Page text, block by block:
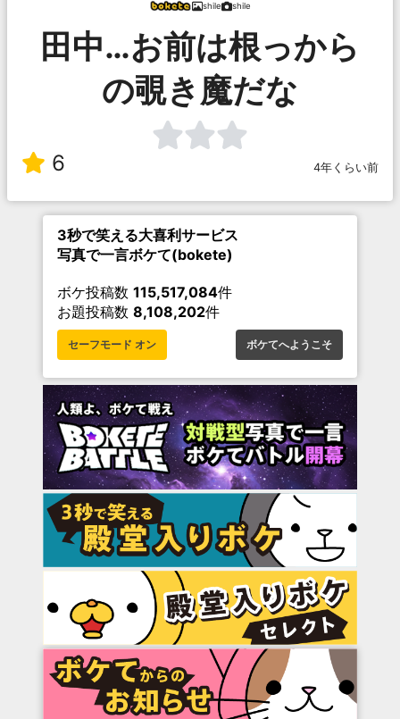
shile shile
田中…お前は根っから
の覗き魔だな
6 4年くらい前
3秒で笑える大喜利サービス
写真で一言ボケて(bokete)
ボケ投稿数 115,517,084件
お題投稿数 8,108,202件
セーフモード オン ボケてへようこそ